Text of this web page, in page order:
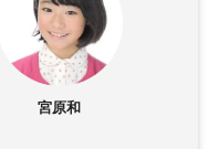
宮原和